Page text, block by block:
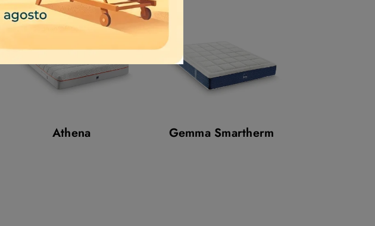
Athena Gemma Smartherm